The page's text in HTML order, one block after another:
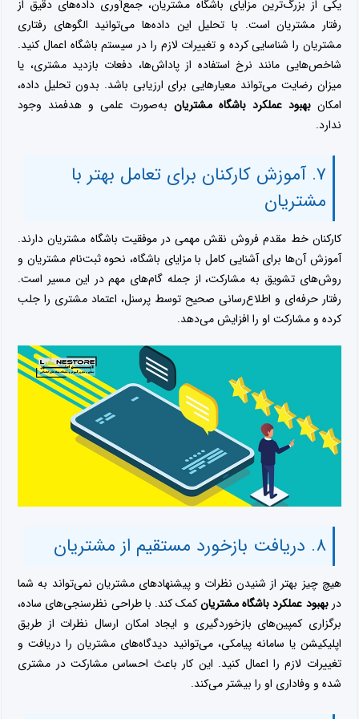
یکی از بزرگ‌ترین مزایای باشگاه مشتریان، جمع‌آوری داده‌های دقیق از
رفتار مشتریان است. با تحلیل این داده‌ها می‌توانید الگوهای رفتاری
مشتریان را شناسایی کرده و تغییرات لازم را در سیستم باشگاه اعمال کنید.
شاخص‌هایی مانند نرخ استفاده از پاداش‌ها، دفعات بازدید مشتری، یا
میزان رضایت می‌تواند معیارهایی برای ارزیابی باشد. بدون تحلیل داده،
امکانبهبود عملکرد باشگاه مشتریان به‌صورت علمی و هدفمند وجود
ندارد.
۷. آموزش کارکنان برای تعامل بهتر با
مشتریان
کارکنان خط مقدم فروش نقش مهمی در موفقیت باشگاه مشتریان دارند.
آموزش آن‌ها برای آشنایی کامل با مزایای باشگاه، نحوه ثبت‌نام مشتریان و
روش‌های تشویق به مشارکت، از جمله گام‌های مهم در این مسیر است.
رفتار حرفه‌ای و اطلاع‌رسانی صحیح توسط پرسنل، اعتماد مشتری را جلب
کرده و مشارکت او را افزایش می‌دهد.
۸. دریافت بازخورد مستقیم از مشتریان
هیچ چیز بهتر از شنیدن نظرات و پیشنهادهای مشتریان نمی‌تواند به شما
دربهبود عملکرد باشگاه مشتریانکمک کند. با طراحی نظرسنجی‌های ساده،
برگزاری کمپین‌های بازخوردگیری و ایجاد امکان ارسال نظرات از طریق
اپلیکیشن یا سامانه پیامکی، می‌توانید دیدگاه‌های مشتریان را دریافت و
تغییرات لازم را اعمال کنید. این کار باعث احساس مشارکت در مشتری
شده و وفاداری او را بیشتر می‌کند.